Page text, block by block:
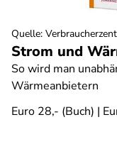
Strom und
So wird man
Wärmeanbietern
Euro 28,- (Buch) |
Quelle: